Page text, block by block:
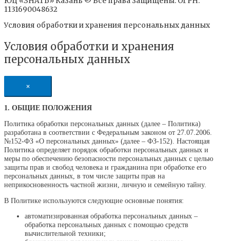
1131690048632
Условия обработки и хранения персональных данных
Условия обработки и хранения
персональных данных
×
1. ОБЩИЕ ПОЛОЖЕНИЯ
Политика обработки персональных данных (далее – Политика)
разработана в соответствии с Федеральным законом от 27.07.2006.
№152-ФЗ «О персональных данных» (далее – ФЗ-152). Настоящая
Политика определяет порядок обработки персональных данных и
меры по обеспечению безопасности персональных данных с целью
защиты прав и свобод человека и гражданина при обработке его
персональных данных, в том числе защиты прав на
неприкосновенность частной жизни, личную и семейную тайну.
В Политике используются следующие основные понятия:
автоматизированная обработка персональных данных –
обработка персональных данных с помощью средств
вычислительной техники;